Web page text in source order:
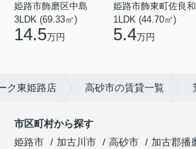
姫路市飾磨区中島
3LDK (69.33㎡)
14.5万円
姫路市飾東町佐良和
1LDK (44.70㎡)
5.4万円
ク東姫路店 高砂市の賃貸一覧
市区町村から探す
姫路市
加古川市 高砂市
加古郡播